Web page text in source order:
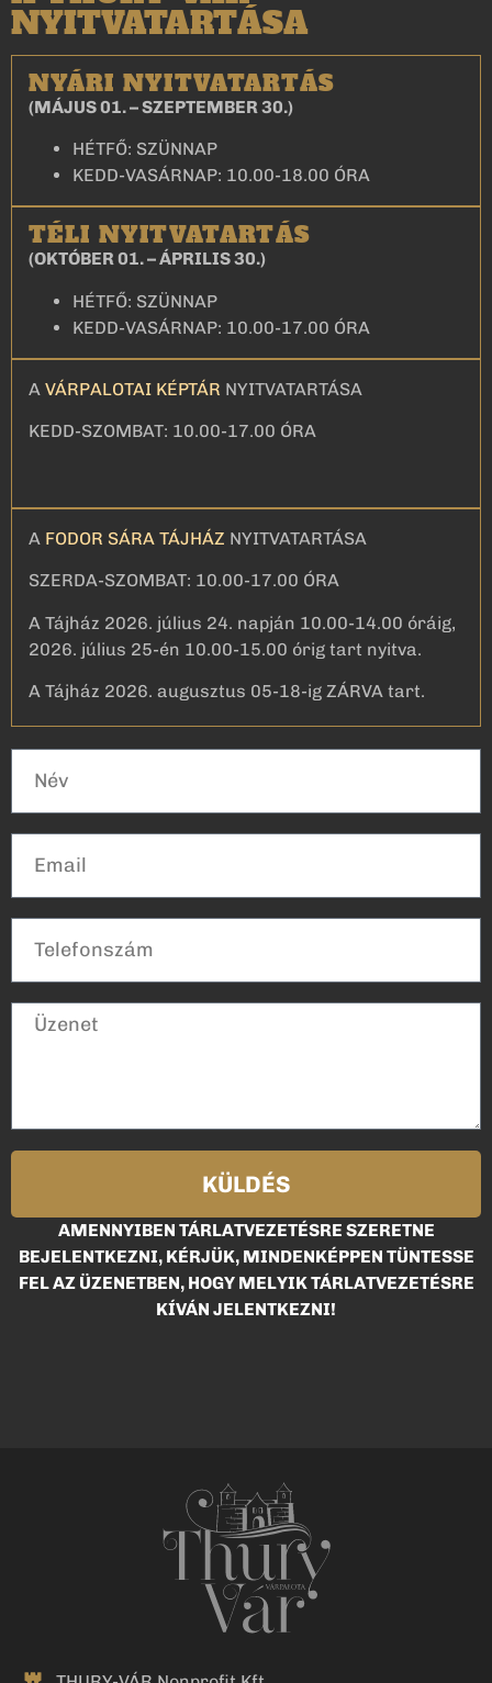
NYITVATARTÁSA
NYÁRI NYITVATARTÁS
(MÁJUS 01. – SZEPTEMBER 30.)
HÉTFŐ: SZÜNNAP
KEDD-VASÁRNAP: 10.00-18.00 ÓRA
TÉLI NYITVATARTÁS
(OKTÓBER 01. – ÁPRILIS 30.)
HÉTFŐ: SZÜNNAP
KEDD-VASÁRNAP: 10.00-17.00 ÓRA
A VÁRPALOTAI KÉPTÁR NYITVATARTÁSA
KEDD-SZOMBAT: 10.00-17.00 ÓRA
A FODOR SÁRA TÁJHÁZ NYITVATARTÁSA
SZERDA-SZOMBAT: 10.00-17.00 ÓRA
A Tájház 2026. július 24. napján 10.00-14.00 óráig,
2026. július 25-én 10.00-15.00 órig tart nyitva.
A Tájház 2026. augusztus 05-18-ig ZÁRVA tart.
KÜLDÉS
AMENNYIBEN TÁRLATVEZETÉSRE SZERETNE
BEJELENTKEZNI, KÉRJÜK, MINDENKÉPPEN TÜNTESSE
FEL AZ ÜZENETBEN, HOGY MELYIK TÁRLATVEZETÉSRE
KÍVÁN JELENTKEZNI!